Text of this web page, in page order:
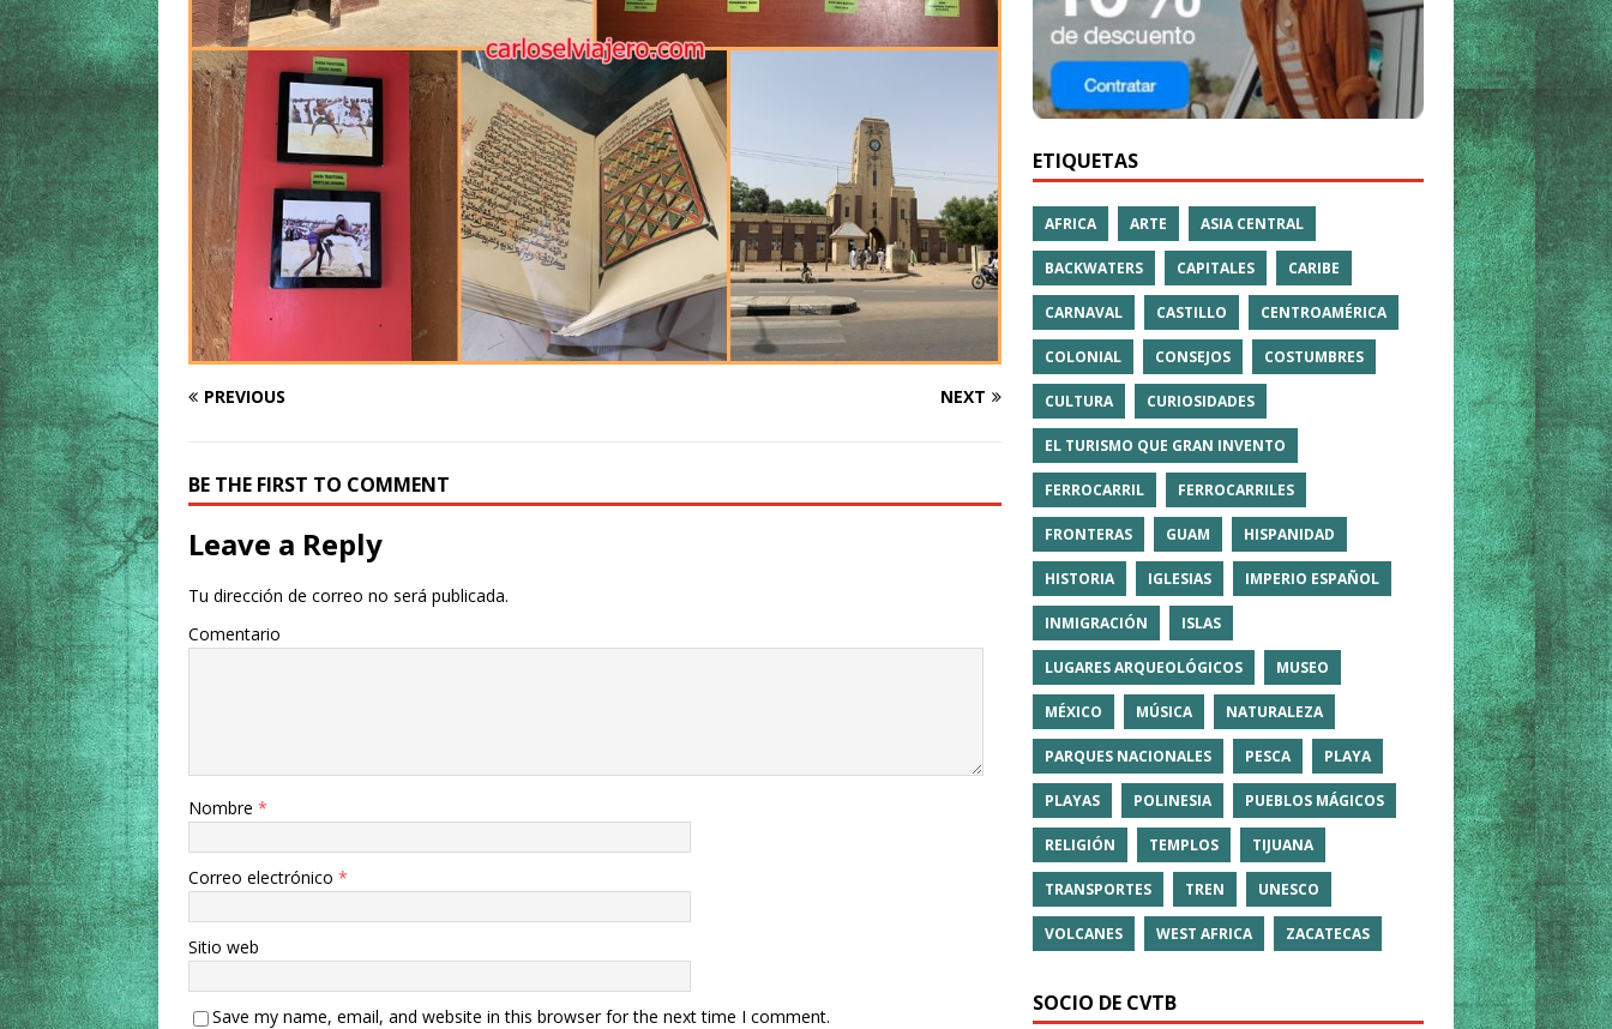
PREVIOUS NEXT
BE THE FIRST TO COMMENT
Leave a Reply
Tu dirección de correo no será publicada.
Comentario
Nombre *
Correo electrónico *
Sitio web
Save my name, email, and website in this browser for the next time I comment.
ETIQUETAS
AFRICA ARTE ASIA CENTRAL
BACKWATERS CAPITALES CARIBE
CARNAVAL CASTILLO CENTROAMÉRICA
COLONIAL CONSEJOS COSTUMBRES
CULTURA CURIOSIDADES
EL TURISMO QUE GRAN INVENTO
FERROCARRIL FERROCARRILES
FRONTERAS GUAM HISPANIDAD
HISTORIA IGLESIAS IMPERIO ESPAÑOL
INMIGRACIÓN ISLAS
LUGARES ARQUEOLÓGICOS MUSEO
MÉXICO MÚSICA NATURALEZA
PARQUES NACIONALES PESCA PLAYA
PLAYAS POLINESIA PUEBLOS MÁGICOS
RELIGIÓN TEMPLOS TIJUANA
TRANSPORTES TREN UNESCO
VOLCANES WEST AFRICA ZACATECAS
SOCIO DE CVTB